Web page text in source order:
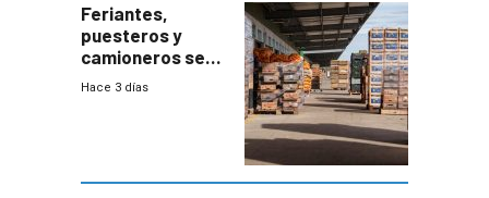
Feriantes,
puesteros y
camioneros se
movilizaron en
Hace 3 días